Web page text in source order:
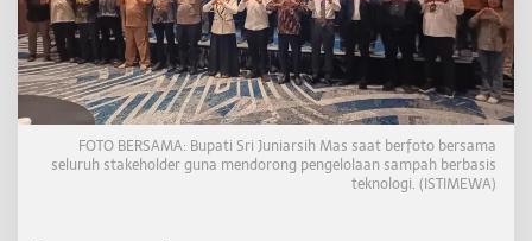
r
o
n
g
P
e
n
g
FOTO BERSAMA: Bupati Sri Juniarsih Mas saat berfoto bersama
seluruh stakeholder guna mendorong pengelolaan sampah berbasis
teknologi. (ISTIMEWA)